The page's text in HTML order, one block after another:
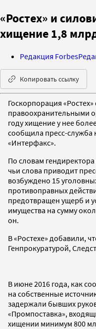
«Ростех» и
хищение 1,8
Редакция Forbes
Копировать ссылку
Госкорпорация «Ростех»
правоохранительными
году хищение у нее
сообщила пресс-служба
«Интерфакс».
По словам
чьи слова приводит
возбуждено 15
противоправных
предотвращен ущерб и
имущества на сумму
он.
В «Ростехе» добавили,
Генпрокуратурой,
В июне 2016 года, как
на собственные
задержали бывших
«Промпоставка»,
хищении минимум 800